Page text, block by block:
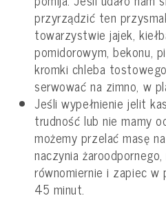
przyrządzić ten
towarzystwie jajek,
pomidorowym, bekonu,
kromki chleba
serwować na zimno, w
Jeśli wypełnienie jelit
trudność lub nie mamy
możemy przelać masę
naczynia
równomiernie i zapiec w
45 minut.